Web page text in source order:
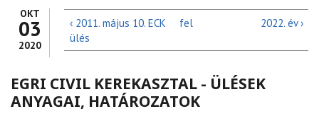
OKT
03
2020
‹ 2011. május 10. ECK
ülés
fel 2022. év ›
EGRI CIVIL KEREKASZTAL - ÜLÉSEK
ANYAGAI, HATÁROZATOK